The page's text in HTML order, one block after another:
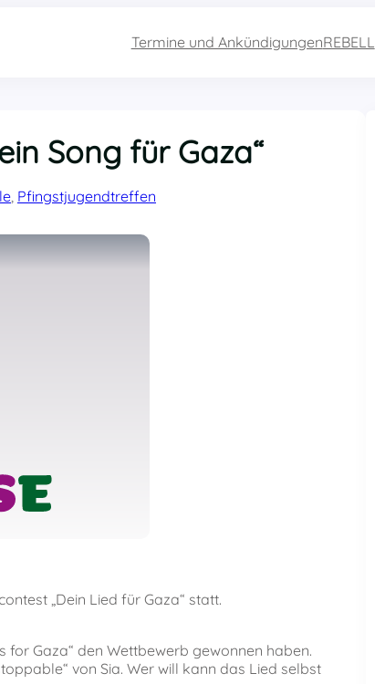
Termine und AnkündigungenREBELL
Song für Gaza“
Pfingstjugendtreffen
„Dein Lied für Gaza“ statt.
Gaza“ den Wettbewerb gewonnen haben.
von Sia. Wer will kann das Lied selbst